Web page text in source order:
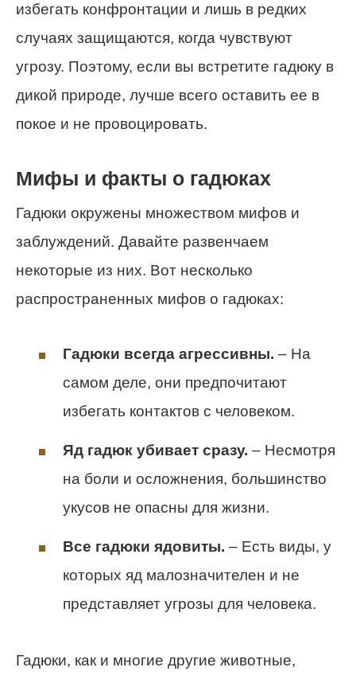
избегать конфронтации и лишь в редких
случаях защищаются, когда чувствуют
угрозу. Поэтому, если вы встретите гадюку в
дикой природе, лучше всего оставить ее в
покое и не провоцировать.
Мифы и факты о гадюках
Гадюки окружены множеством мифов и
заблуждений. Давайте развенчаем
некоторые из них. Вот несколько
распространенных мифов о гадюках:
Гадюки всегда агрессивны. – На
самом деле, они предпочитают
избегать контактов с человеком.
Яд гадюк убивает сразу. – Несмотря
на боли и осложнения, большинство
укусов не опасны для жизни.
Все гадюки ядовиты. – Есть виды, у
которых яд малозначителен и не
представляет угрозы для человека.
Гадюки, как и многие другие животные,